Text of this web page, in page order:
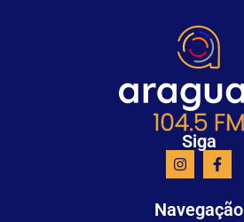
Siga
Navegação